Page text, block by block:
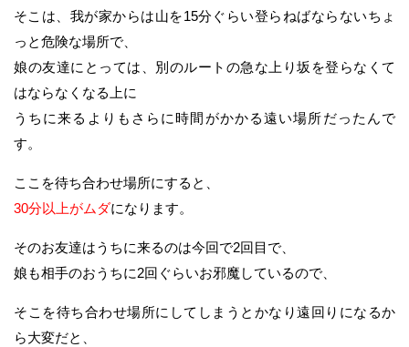
そこは、我が家からは山を15分ぐらい登らねばならないちょ
っと危険な場所で、
娘の友達にとっては、別のルートの急な上り坂を登らなくて
はならなくなる上に
うちに来るよりもさらに時間がかかる遠い場所だったんで
す。
ここを待ち合わせ場所にすると、
30分以上がムダになります。
そのお友達はうちに来るのは今回で2回目で、
娘も相手のおうちに2回ぐらいお邪魔しているので、
そこを待ち合わせ場所にしてしまうとかなり遠回りになるか
ら大変だと、